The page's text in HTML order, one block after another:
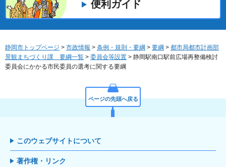
便利ガイド
静岡市トップページ > 市政情報 > 条例・規則・要綱 > 要綱 > 都市局都市計画部
景観まちづくり課 要綱一覧 > 委員会等設置 > 静岡駅南口駅前広場再整備検討
委員会にかかる市民委員の選考に関する要綱
ページの先頭へ戻る
このウェブサイトについて
著作権・リンク